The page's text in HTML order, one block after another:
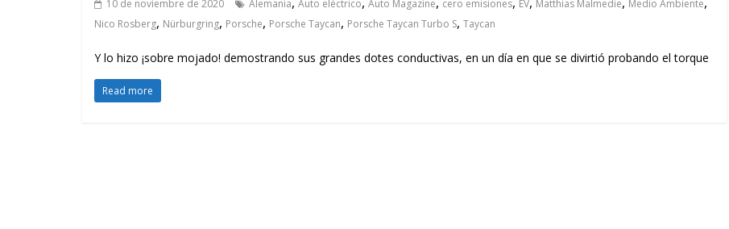
10 de noviembre de 2020 Alemania Auto eléctrico Auto Magazine cero emisiones EV Matthias Malmedie Medio Ambiente
Nico Rosberg, Nürburgring, Porsche, Porsche Taycan, Porsche Taycan Turbo S, Taycan
Y lo hizo ¡sobre mojado! demostrando sus grandes dotes conductivas, en un día en que se divirtió probando el torque
Read more